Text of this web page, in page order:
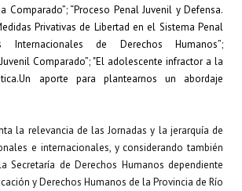
Registro
- Registro
- Registro
- Registro
Comparado”; “Proceso Penal Juvenil y Defensa.
Privativas de Libertad en el Sistema Penal
Internacionales de Derechos Humanos”;
Comparado”; "El adolescente infractor a la
aporte para plantearnos un abordaje
la relevancia de las Jornadas y la jerarquía de
e internacionales, y considerando también
Secretaría de Derechos Humanos dependiente
y Derechos Humanos de la Provincia de Río